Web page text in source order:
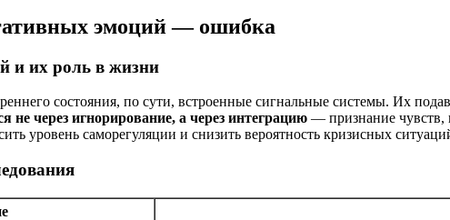
эмоций — ошибка
и их роль в жизни
состояния, по сути, встроенные сигнальные системы. Их
не через игнорирование, а через интеграцию — признание чувств,
уровень саморегуляции и снизить вероятность кризисных